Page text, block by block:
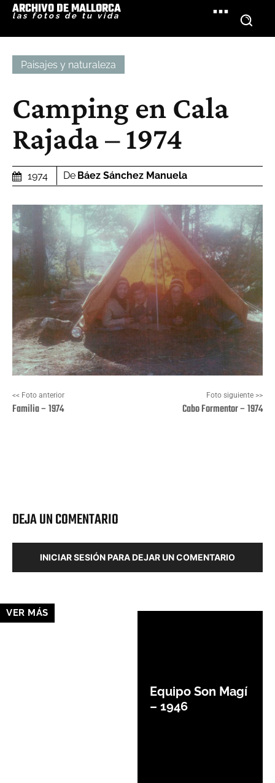
ARCHIVO DE MALLORCA
las fotos de tu vida
Paisajes y naturaleza
Camping en Cala
Rajada – 1974
1974 De Báez Sánchez Manuela
<< Foto anterior
Familia – 1974
Foto siguiente >>
Cabo Formentor – 1974
DEJA UN COMENTARIO
INICIAR SESIÓN PARA DEJAR UN COMENTARIO
VER MÁS
Equipo Son Magí
– 1946